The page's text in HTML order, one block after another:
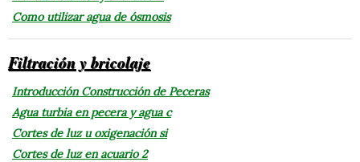
Como utilizar agua de ósmosis
Filtración y bricolaje
Introducción Construcción de Peceras
Agua turbia en pecera y agua c
Cortes de luz u oxigenación si
Cortes de luz en acuario 2